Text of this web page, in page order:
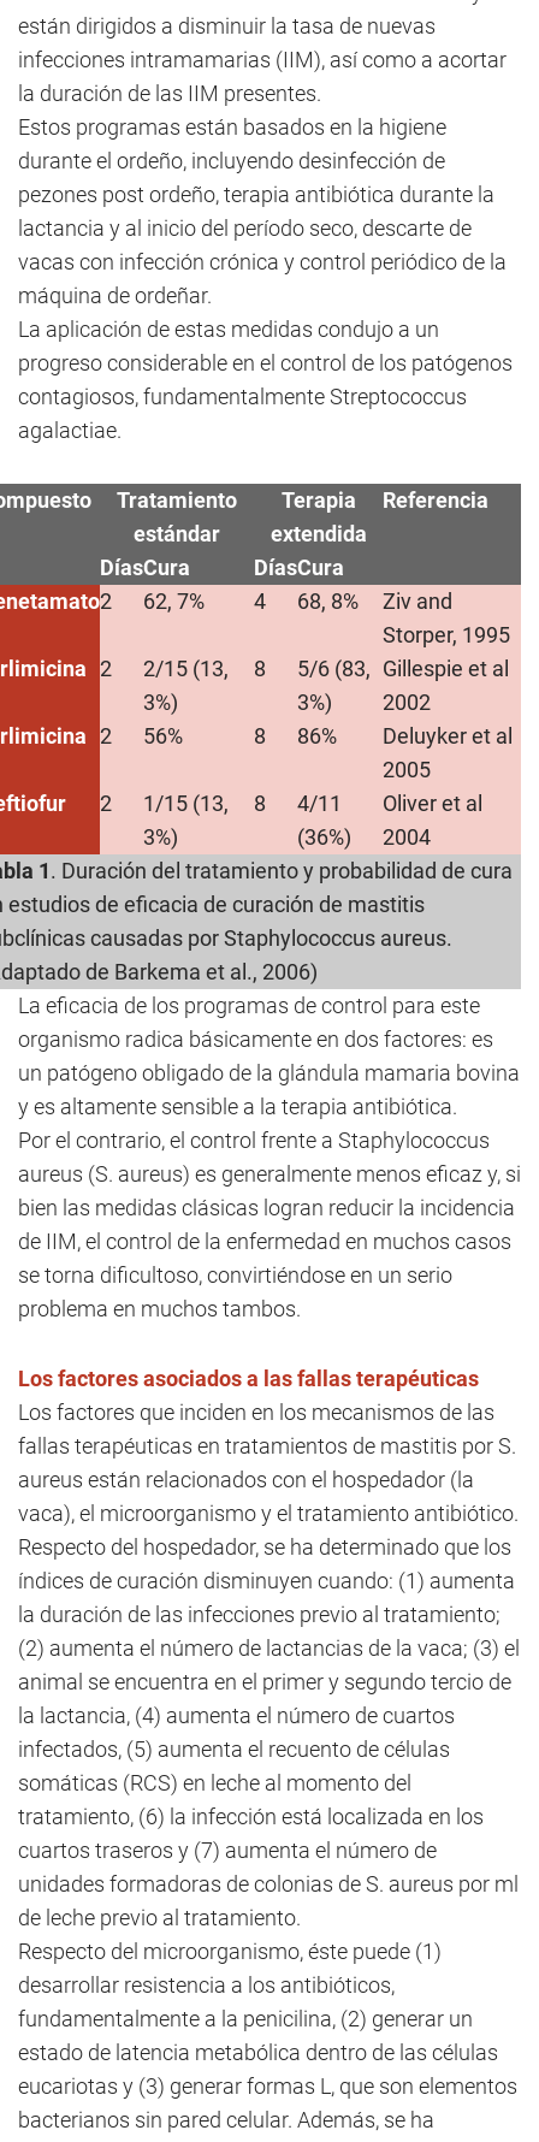
están dirigidos a disminuir la tasa de nuevas
infecciones intramamarias (IIM), así como a acortar
la duración de las IIM presentes.
Estos programas están basados en la higiene
durante el ordeño, incluyendo desinfección de
pezones post ordeño, terapia antibiótica durante la
lactancia y al inicio del período seco, descarte de
vacas con infección crónica y control periódico de la
máquina de ordeñar.
La aplicación de estas medidas condujo a un
progreso considerable en el control de los patógenos
contagiosos, fundamentalmente Streptococcus
agalactiae.
Tratamiento
estándar
Terapia
extendida
Referencia
DíasCura DíasCura
2 62, 7% 4 68, 8%
Ziv and
Storper, 1995
2
2/15 (13,
3%)
8
5/6 (83,
3%)
Gillespie et al
2002
2 56% 8 86%
Deluyker et al
2005
2
1/15 (13,
3%)
8
4/11
(36%)
Oliver et al
2004
1. Duración del tratamiento y probabilidad de cura
estudios de eficacia de curación de mastitis
causadas por Staphylococcus aureus.
de Barkema et al., 2006)
La eficacia de los programas de control para este
organismo radica básicamente en dos factores: es
un patógeno obligado de la glándula mamaria bovina
y es altamente sensible a la terapia antibiótica.
Por el contrario, el control frente a Staphylococcus
aureus (S. aureus) es generalmente menos eficaz y, si
bien las medidas clásicas logran reducir la incidencia
de IIM, el control de la enfermedad en muchos casos
se torna dificultoso, convirtiéndose en un serio
problema en muchos tambos.
Los factores asociados a las fallas terapéuticas
Los factores que inciden en los mecanismos de las
fallas terapéuticas en tratamientos de mastitis por S.
aureus están relacionados con el hospedador (la
vaca), el microorganismo y el tratamiento antibiótico.
Respecto del hospedador, se ha determinado que los
índices de curación disminuyen cuando: (1) aumenta
la duración de las infecciones previo al tratamiento;
(2) aumenta el número de lactancias de la vaca; (3) el
animal se encuentra en el primer y segundo tercio de
la lactancia, (4) aumenta el número de cuartos
infectados, (5) aumenta el recuento de células
somáticas (RCS) en leche al momento del
tratamiento, (6) la infección está localizada en los
cuartos traseros y (7) aumenta el número de
unidades formadoras de colonias de S. aureus por ml
de leche previo al tratamiento.
Respecto del microorganismo, éste puede (1)
desarrollar resistencia a los antibióticos,
fundamentalmente a la penicilina, (2) generar un
estado de latencia metabólica dentro de las células
eucariotas y (3) generar formas L, que son elementos
bacterianos sin pared celular. Además, se ha